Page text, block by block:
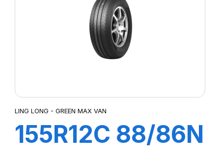
LING LONG - GREEN MAX VAN
155R12C 88/86N